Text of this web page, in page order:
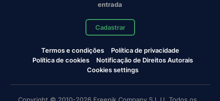
entrada
Cadastrar
Termos e condições
Política de privacidade
Política de cookies
Notificação de Direitos Autorais
Cookies settings